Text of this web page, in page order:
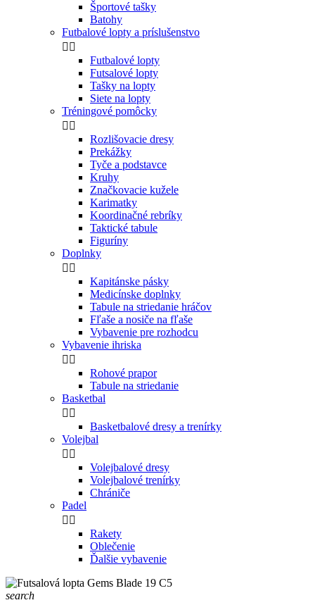
Športové tašky
Batohy
Futbalové lopty a príslušenstvo
 
Futbalové lopty
Futsalové lopty
Tašky na lopty
Siete na lopty
Tréningové pomôcky
 
Rozlišovacie dresy
Prekážky
Tyče a podstavce
Kruhy
Značkovacie kužele
Karimatky
Koordinačné rebríky
Taktické tabule
Figuríny
Doplnky
 
Kapitánske pásky
Medicínske doplnky
Tabule na striedanie hráčov
Fľaše a nosiče na fľaše
Vybavenie pre rozhodcu
Vybavenie ihriska
 
Rohové prapor
Tabule na striedanie
Basketbal
 
Basketbalové dresy a trenírky
Volejbal
 
Volejbalové dresy
Volejbalové trenírky
Chrániče
Padel
 
Rakety
Oblečenie
Ďalšie vybavenie
search